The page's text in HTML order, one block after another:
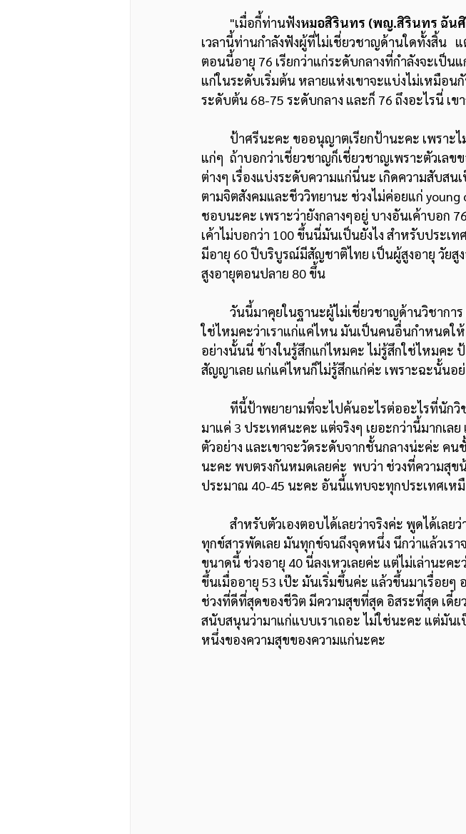
	"เมื่อกี้ท่านฟัง
หมอสิรินทร (พญ.สิรินทร ฉัน
เวลานี้ท่านกำลังฟังผู้ที่ไม่เชี่ยวชาญด้านใดทั้งสิ้น
ตอนนี้อายุ 76 เรียกว่าแก่ระดับกลางที่กำลังจะเป็น
แก่ในระดับเริ่มต้น หลายแห่งเขาจะแบ่งไม่เหมือน
ระดับต้น 68-75 ระดับกลาง และก็ 76 ถึงอะไรนี่ เข
แก่ๆ  ถ้าบอกว่าเชี่ยวชาญก็เชี่ยวชาญเพราะตัวเล
ต่างๆ เรื่องแบ่งระดับความแก่นี่นะ เกิดความสับส
ตามจิตสังคมและชีววิทยานะ ช่วงไม่ค่อยแก่
ชอบนะคะ เพราะว่ายังกลางๆอยู่ บางอันเค้าบอก
เค้าไม่บอกว่า 100 ขึ้นนี่มันเป็นยังไง สำหรับประ
มีอายุ 60 ปีบริบูรณ์มีสัญชาติไทย เป็นผู้สูงอายุ วัยสู
สูงอายุตอนปลาย 80 ขึ้น
ใช่ไหมคะว่าเราแก่แค่ไหน มันเป็นคนอื่นกำหนดให้
อย่างนั้นนี่ ข้างในรู้สึกแก่ไหมคะ ไม่รู้สึกใช่ไหมคะ
สัญญาเลย แก่แค่ไหนก็ไม่รู้สึกแก่ค่ะ เพราะฉะนั้นอ
มาแค่ 3 ประเทศนะคะ แต่จริงๆ เยอะกว่านี้มากเล
ตัวอย่าง และเขาจะวัดระดับจากชั้นกลางน่ะค่ะ ค
นะคะ พบตรงกันหมดเลยค่ะ  พบว่า ช่วงที่ความสุข
ประมาณ 40-45 นะคะ อันนี้แทบจะทุกประเทศเห
ทุกข์สารพัดเลย มันทุกข์จนถึงจุดหนึ่ง นึกว่าแล้วเร
ขนาดนี้ ช่วงอายุ 40 นี่ลงเหวเลยค่ะ แต่ไม่เล่านะค
ขึ้นเมื่ออายุ 53 เป๊ะ มันเริ่มขึ้นค่ะ แล้วขึ้นมาเรื่อย
ช่วงที่ดีที่สุดของชีวิต มีความสุขที่สุด อิสระที่สุด เดี๋ย
สนับสนุนว่ามาแก่แบบเราเถอะ ไม่ใช่นะคะ แต่มัน
หนึ่งของความสุขของความแก่นะคะ